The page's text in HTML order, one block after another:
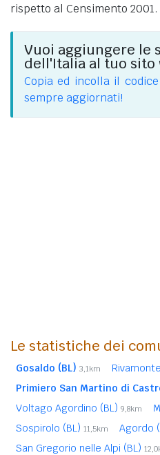
rispetto al Censimento
Vuoi aggiungere le
dell'Italia al tuo sito
Copia ed incolla il
sempre aggiornati!
Le statistiche dei
Gosaldo (BL) 3,1km
Primiero San Martino di
Voltago Agordino (BL) 9,8km
Sospirolo (BL) 11,5km Agordo
San Gregorio nelle Alpi (BL)